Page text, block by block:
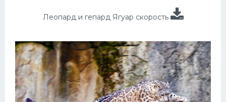
Леопард и гепард Ягуар скорость